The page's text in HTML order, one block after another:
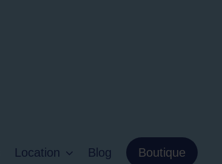
Location Blog Boutique